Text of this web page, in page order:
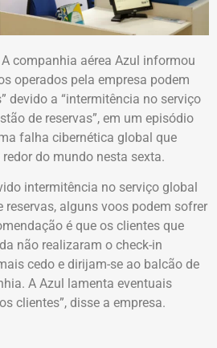
A companhia aérea Azul informou
operados pela empresa podem
devido a “intermitência no serviço
de reservas”, em um episódio
falha cibernética global que
do mundo nesta sexta.
intermitência no serviço global
reservas, alguns voos podem sofrer
é que os clientes que
não realizaram o check-in
cedo e dirijam-se ao balcão de
A Azul lamenta eventuais
clientes”, disse a empresa.